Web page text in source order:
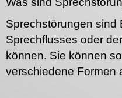
Sprechstörungen sind
Sprechflusses oder
können. Sie können
verschiedene Formen